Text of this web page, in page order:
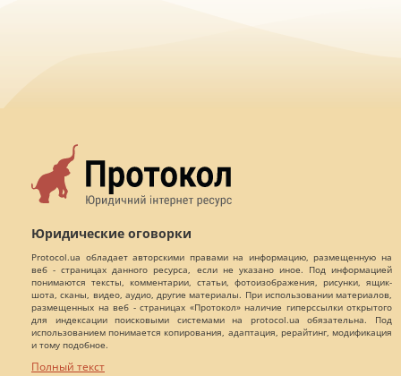
Юридические оговорки
Protocol.ua обладает авторскими правами на информацию, размещенную на
веб - страницах данного ресурса, если не указано иное. Под информацией
понимаются тексты, комментарии, статьи, фотоизображения, рисунки, ящик-
шота, сканы, видео, аудио, другие материалы. При использовании материалов,
размещенных на веб - страницах «Протокол» наличие гиперссылки открытого
для индексации поисковыми системами на protocol.ua обязательна. Под
использованием понимается копирования, адаптация, рерайтинг, модификация
и тому подобное.
Полный текст